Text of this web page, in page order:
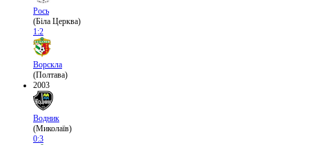
Рось
(Біла Церква)
1:2
Ворскла
(Полтава)
2003
Водник
(Миколаїв)
0:3